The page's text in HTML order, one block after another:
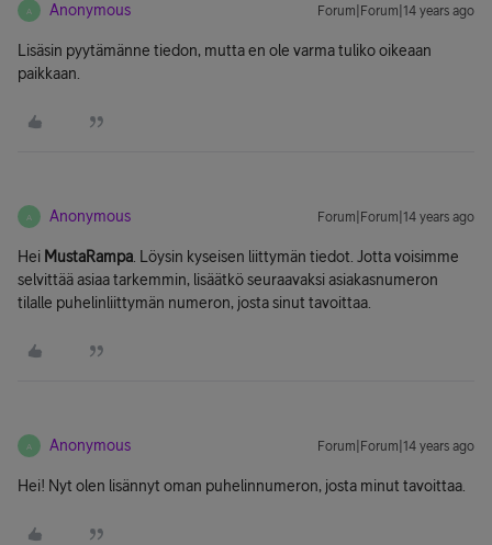
A Anonymous Forum|Forum|14 years ago
Lisäsin pyytämänne tiedon, mutta en ole varma tuliko oikeaan
paikkaan.
A Anonymous Forum|Forum|14 years ago
Hei MustaRampa . Löysin kyseisen liittymän tiedot. Jotta voisimme
selvittää asiaa tarkemmin, lisäätkö seuraavaksi asiakasnumeron
tilalle puhelinliittymän numeron, josta sinut tavoittaa.
A Anonymous Forum|Forum|14 years ago
Hei! Nyt olen lisännyt oman puhelinnumeron, josta minut tavoittaa.